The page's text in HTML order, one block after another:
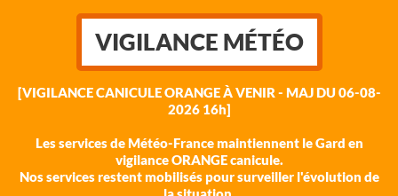
VIGILANCE MÉTÉO
[VIGILANCE CANICULE ORANGE À VENIR - MAJ DU 06-08-
2026 16h]
Les services de Météo-France maintiennent le Gard en
vigilance ORANGE canicule.
Nos services restent mobilisés pour surveiller l'évolution de